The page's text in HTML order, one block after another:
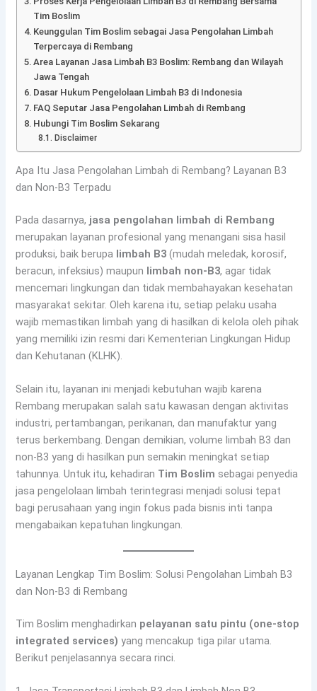
Tim Boslim
Keunggulan Tim Boslim sebagai Jasa Pengolahan Limbah
Terpercaya di Rembang
Area Layanan Jasa Limbah B3 Boslim: Rembang dan Wilayah
Jawa Tengah
Dasar Hukum Pengelolaan Limbah B3 di Indonesia
FAQ Seputar Jasa Pengolahan Limbah di Rembang
Hubungi Tim Boslim Sekarang
Disclaimer
Apa Itu Jasa Pengolahan Limbah di Rembang? Layanan B3
dan Non-B3 Terpadu
Pada dasarnya, jasa pengolahan limbah di Rembang
merupakan layanan profesional yang menangani sisa hasil
produksi, baik berupa limbah B3 (mudah meledak, korosif,
beracun, infeksius) maupun limbah non-B3, agar tidak
mencemari lingkungan dan tidak membahayakan kesehatan
masyarakat sekitar. Oleh karena itu, setiap pelaku usaha
wajib memastikan limbah yang di hasilkan di kelola oleh pihak
yang memiliki izin resmi dari Kementerian Lingkungan Hidup
dan Kehutanan (KLHK).
Selain itu, layanan ini menjadi kebutuhan wajib karena
Rembang merupakan salah satu kawasan dengan aktivitas
industri, pertambangan, perikanan, dan manufaktur yang
terus berkembang. Dengan demikian, volume limbah B3 dan
non-B3 yang di hasilkan pun semakin meningkat setiap
tahunnya. Untuk itu, kehadiran Tim Boslim sebagai penyedia
jasa pengelolaan limbah terintegrasi menjadi solusi tepat
bagi perusahaan yang ingin fokus pada bisnis inti tanpa
mengabaikan kepatuhan lingkungan.
Layanan Lengkap Tim Boslim: Solusi Pengolahan Limbah B3
dan Non-B3 di Rembang
Tim Boslim menghadirkan pelayanan satu pintu (one-stop
integrated services) yang mencakup tiga pilar utama.
Berikut penjelasannya secara rinci.